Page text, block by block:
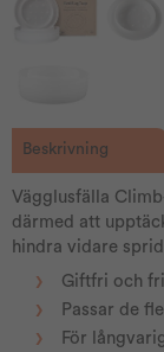
Beskrivning
Vägglusfälla
därmed att
hindra vidare
Giftfri och
Passar de
För